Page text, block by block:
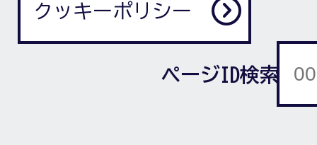
クッキーポリシー
ページID検索